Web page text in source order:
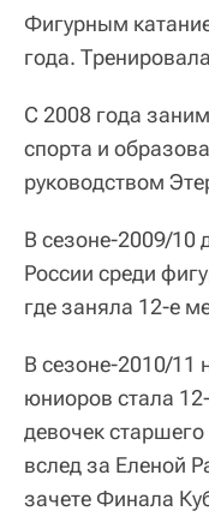
Фигурным
года.
С 2008 года
спорта и
руководством
В сезоне-2009/10
России среди
где заняла 12-е
В сезоне-2010/11
юниоров стала
девочек
вслед за Еленой
зачете Финала